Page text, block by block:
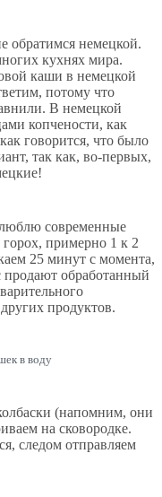
обратимся немецкой.
кухнях мира.
каши в немецкой
потому что
В немецкой
копчености, как
говорится, что было
так как, во-первых,
современные
примерно 1 к 2
25 минут с момента,
продают обработанный
продуктов.
в воду
(напомним, они
на сковородке.
следом отправляем